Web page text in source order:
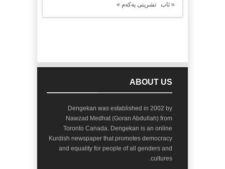
« ئاب تشرینی یەکەم »
ABOUT US
Dengekan was established in 2002 by
Nawzad Medhat (Goran Abdullah) from
Toronto Canada. Dengekan is an online
Kurdish newspaper that promotes democracy
and equality for people of all genders and
cultures.